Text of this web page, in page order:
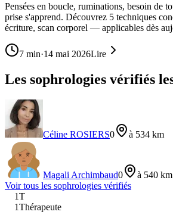
Pensées en boucle, ruminations, besoin de
prise s'apprend. Découvrez 5 techniques
écriture, scan corporel — applicables dès
7 min·14 mai 2026Lire
Les sophrologies vérifiés
Céline ROSIERS0 à 534 km
Magali Archimbaud0
à 540 km
Voir tous les sophrologies vérifiés
1T
1Thérapeute